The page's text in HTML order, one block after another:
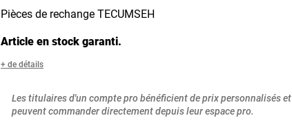
Pièces de rechange TECUMSEH
Article en stock garanti.
+ de détails
Les titulaires d'un compte pro bénéficient de prix personnalisés et
peuvent commander directement depuis leur espace pro.